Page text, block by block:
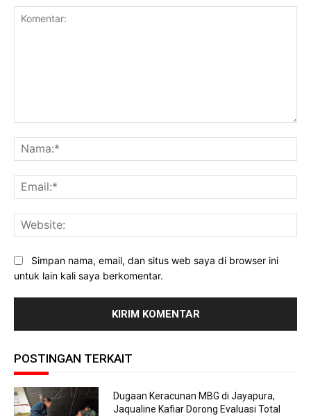
Simpan nama, email, dan situs web saya di browser ini
untuk lain kali saya berkomentar.
POSTINGAN TERKAIT
Dugaan Keracunan MBG di Jayapura,
Jaqualine Kafiar Dorong Evaluasi Total